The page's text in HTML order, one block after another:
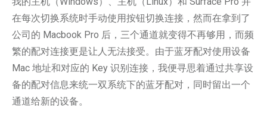
在每次切换系统时手动使用按钮切换连接，然而在拿到了
公司的 Macbook Pro 后，三个通道就变得不再够用，而频
繁的配对连接更是让人无法接受。由于蓝牙配对使用设备
Mac 地址和对应的 Key 识别连接，我便寻思着通过共享设
备的配对信息来统一双系统下的蓝牙配对，同时留出一个
通道给新的设备。